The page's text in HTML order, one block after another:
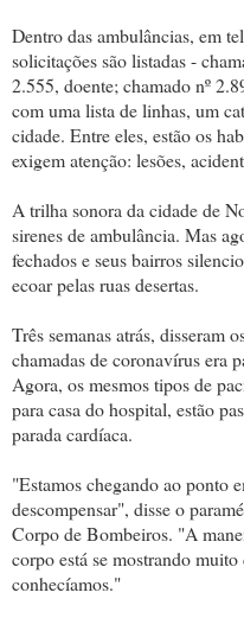
Dentro das ambulâncias, em
solicitações são listadas -
2.555, doente; chamado nº
com uma lista de linhas, um
cidade. Entre eles, estão os
exigem atenção: lesões,
A trilha sonora da cidade de
sirenes de ambulância. Mas
fechados e seus bairros
ecoar pelas ruas desertas.
Três semanas atrás, disseram
chamadas de coronavírus era
Agora, os mesmos tipos de
para casa do hospital, estão
parada cardíaca.
"Estamos chegando ao ponto
descompensar", disse o
Corpo de Bombeiros. "A
corpo está se mostrando
conhecíamos."